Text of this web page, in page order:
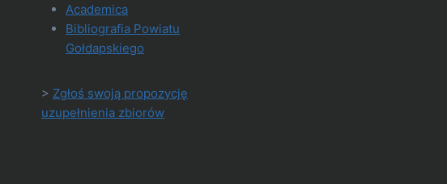
Academica
Bibliografia Powiatu
Gołdapskiego
> Zgłoś swoją propozycję
uzupełnienia zbiorów